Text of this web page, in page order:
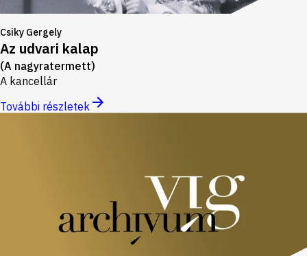
Csiky Gergely
Az udvari kalap
(A nagyratermett)
A kancellár
További részletek